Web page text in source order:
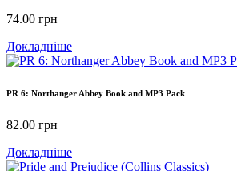
74.00 грн
Докладніше
PR 6: Northanger Abbey Book and MP3 Pack
82.00 грн
Докладніше